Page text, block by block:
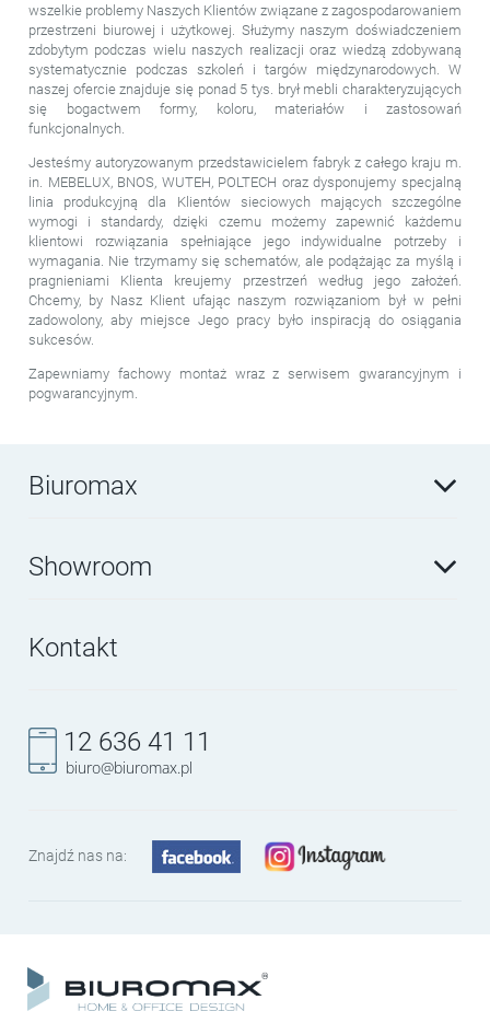
wszelkie problemy Naszych Klientów związane z zagospodarowaniem
przestrzeni biurowej i użytkowej. Służymy naszym doświadczeniem
zdobytym podczas wielu naszych realizacji oraz wiedzą zdobywaną
systematycznie podczas szkoleń i targów międzynarodowych. W
naszej ofercie znajduje się ponad 5 tys. brył mebli charakteryzujących
się bogactwem formy, koloru, materiałów i zastosowań
funkcjonalnych.
Jesteśmy autoryzowanym przedstawicielem fabryk z całego kraju m.
in. MEBELUX, BNOS, WUTEH, POLTECH oraz dysponujemy specjalną
linia produkcyjną dla Klientów sieciowych mających szczególne
wymogi i standardy, dzięki czemu możemy zapewnić każdemu
klientowi rozwiązania spełniające jego indywidualne potrzeby i
wymagania. Nie trzymamy się schematów, ale podążając za myślą i
pragnieniami Klienta kreujemy przestrzeń według jego założeń.
Chcemy, by Nasz Klient ufając naszym rozwiązaniom był w pełni
zadowolony, aby miejsce Jego pracy było inspiracją do osiągania
sukcesów.
Zapewniamy fachowy montaż wraz z serwisem gwarancyjnym i
pogwarancyjnym.
Biuromax
Showroom
Kontakt
12 636 41 11
biuro@biuromax.pl
Znajdź nas na: